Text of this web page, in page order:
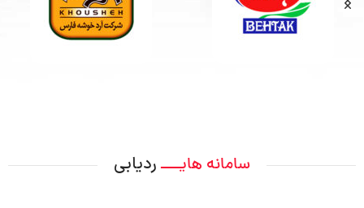
سامانه هایــــ ردیابی